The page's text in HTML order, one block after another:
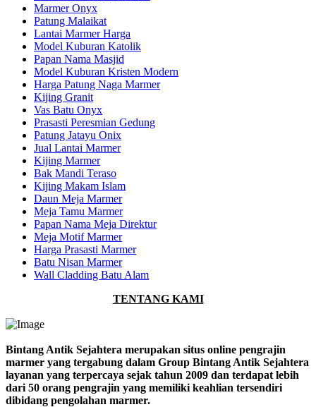
Marmer Onyx
Patung Malaikat
Lantai Marmer Harga
Model Kuburan Katolik
Papan Nama Masjid
Model Kuburan Kristen Modern
Harga Patung Naga Marmer
Kijing Granit
Vas Batu Onyx
Prasasti Peresmian Gedung
Patung Jatayu Onix
Jual Lantai Marmer
Kijing Marmer
Bak Mandi Teraso
Kijing Makam Islam
Daun Meja Marmer
Meja Tamu Marmer
Papan Nama Meja Direktur
Meja Motif Marmer
Harga Prasasti Marmer
Batu Nisan Marmer
Wall Cladding Batu Alam
TENTANG KAMI
Bintang Antik Sejahtera merupakan situs online pengrajin
marmer yang tergabung dalam Group Bintang Antik Sejahtera
layanan yang terpercaya sejak tahun 2009 dan terdapat lebih
dari 50 orang pengrajin yang memiliki keahlian tersendiri
dibidang pengolahan marmer.